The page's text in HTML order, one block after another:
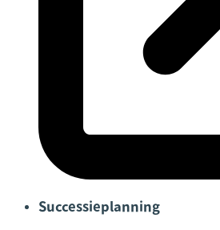
Successieplanning